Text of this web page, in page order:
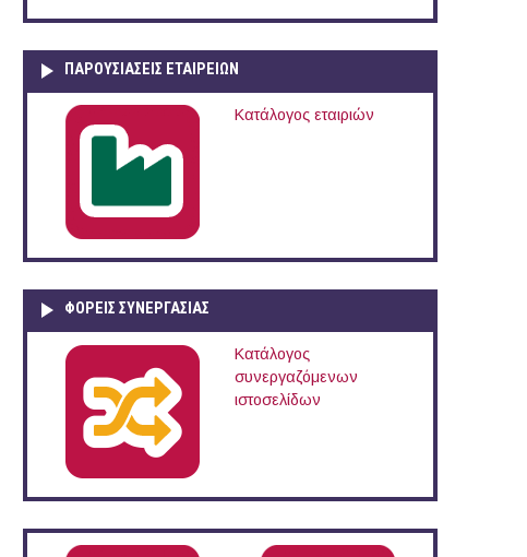
ΠΑΡΟΥΣΙΆΣΕΙΣ ΕΤΑΙΡΕΙΏΝ
Κατάλογος εταιριών
ΦΟΡΕΙΣ ΣΥΝΕΡΓΑΣΙΑΣ
Κατάλογος
συνεργαζόμενων
ιστοσελίδων